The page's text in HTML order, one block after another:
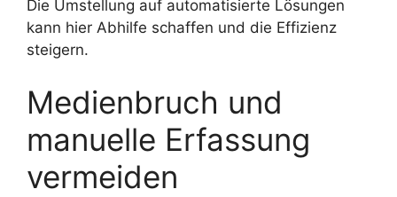
Die Umstellung auf automatisierte Lösungen
kann hier Abhilfe schaffen und die Effizienz
steigern.
Medienbruch und
manuelle Erfassung
vermeiden